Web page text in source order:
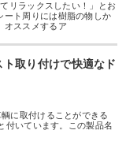
リラックスしたい！」とお
ート周りには樹脂の物しか
オススメするア
取り付けで快適なド
に取付けることができる
付いています。この製品名